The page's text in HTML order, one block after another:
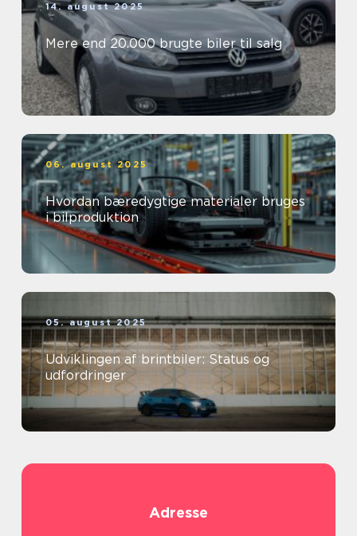
14. august 2025
Mere end 20.000 brugte biler til salg
06. august 2025
Hvordan bæredygtige materialer bruges
i bilproduktion
05. august 2025
Udviklingen af brintbiler: Status og
udfordringer
Adresse